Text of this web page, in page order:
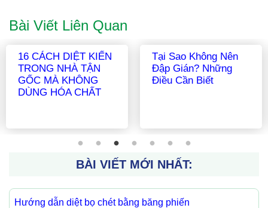
Bài Viết Liên Quan
16 CÁCH DIỆT KIẾN
TRONG NHÀ TẬN
GỐC MÀ KHÔNG
DÙNG HÓA CHẤT
Tại Sao Không Nên
Đập Gián? Những
Điều Cần Biết
BÀI VIẾT MỚI NHẤT:
Hướng dẫn diệt bọ chét bằng băng phiến